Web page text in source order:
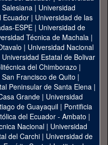
Salesiana | Universidad
Ecuador | Universidad de las
ESPE | Universidad de
Técnica de Machala|
| Universidad Nacional
Universidad Estatal de Bolivar
del Chimborazo |
Francisco de Quito |
Peninsular de Santa Elena|
Grande | Universidad
de Guayaquil| Pontificia
del Ecuador - Ambato |
Nacional| Universidad
del Carchi| Universidad de